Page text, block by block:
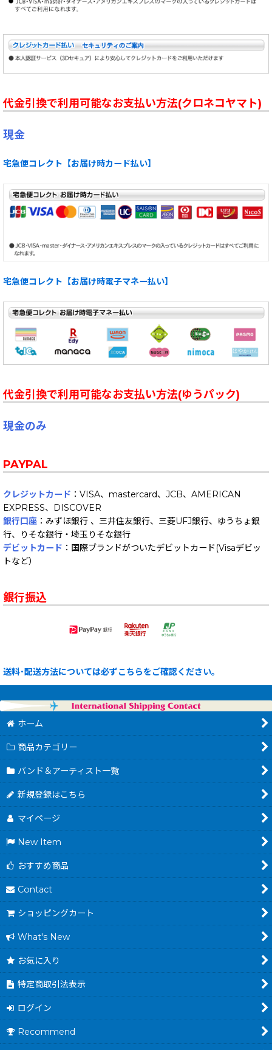
代金引換で利用可能なお支払い方法(クロネコヤマト)
現金
宅急便コレクト【お届け時カード払い】
宅急便コレクト【お届け時電子マネー払い】
代金引換で利用可能なお支払い方法(ゆうパック)
現金のみ
PAYPAL
クレジットカード ：VISA、mastercard、JCB、AMERICAN
EXPRESS、DISCOVER
銀行口座 ：みずほ銀行 、三井住友銀行、三菱UFJ銀行、ゆうちょ銀
行、りそな銀行・埼玉りそな銀行
デビットカード ：国際ブランドがついたデビットカード(Visaデビッ
トなど）
銀行振込
送料･配送方法については必ずこちらをご確認ください。
ホーム
商品カテゴリー
バンド＆アーティスト一覧
新規登録はこちら
マイページ
New Item
おすすめ商品
Contact
ショッピングカート
What's New
お気に入り
特定商取引法表示
ログイン
Recommend